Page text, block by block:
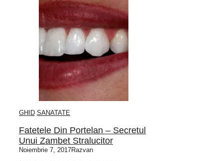
GHID SANATATE
Fatetele Din Portelan – Secretul
Unui Zambet Stralucitor
Noiembrie 7, 2017Razvan